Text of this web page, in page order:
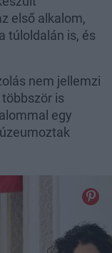
első alkalom,
túloldalán is, és
nem jellemzi
is
egy